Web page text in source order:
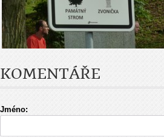
KOMENTÁŘE
Jméno: